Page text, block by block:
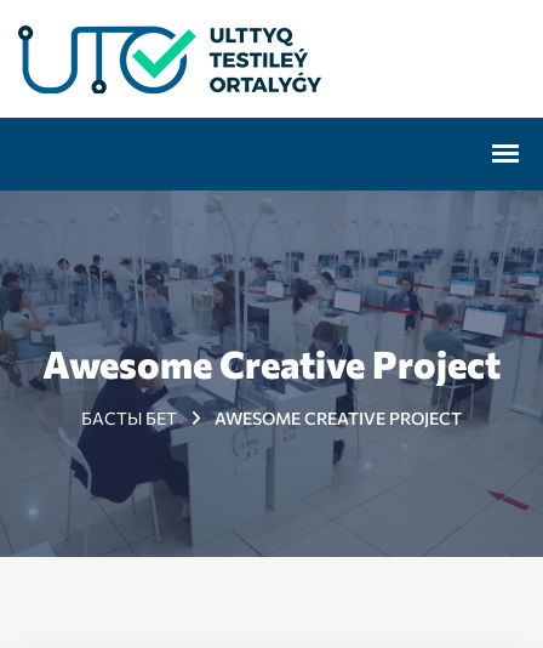
Awesome Creative Project
БАСТЫ БЕТ AWESOME CREATIVE PROJECT